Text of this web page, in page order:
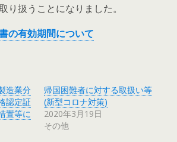
り扱うことになりました。
の有効期間について
造業分
認定証
置等に
帰国困難者に対する取扱い等
(新型コロナ対策)
2020年3月19日
その他